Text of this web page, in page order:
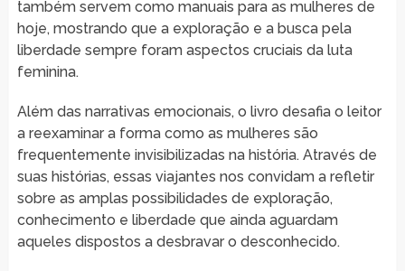
também servem como manuais para as mulheres de
hoje, mostrando que a exploração e a busca pela
liberdade sempre foram aspectos cruciais da luta
feminina.
Além das narrativas emocionais, o livro desafia o leitor
a reexaminar a forma como as mulheres são
frequentemente invisibilizadas na história. Através de
suas histórias, essas viajantes nos convidam a refletir
sobre as amplas possibilidades de exploração,
conhecimento e liberdade que ainda aguardam
aqueles dispostos a desbravar o desconhecido.